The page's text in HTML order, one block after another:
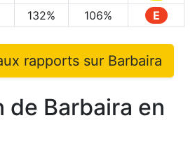
132% 106% E
rapports sur Barbaira
de Barbaira en